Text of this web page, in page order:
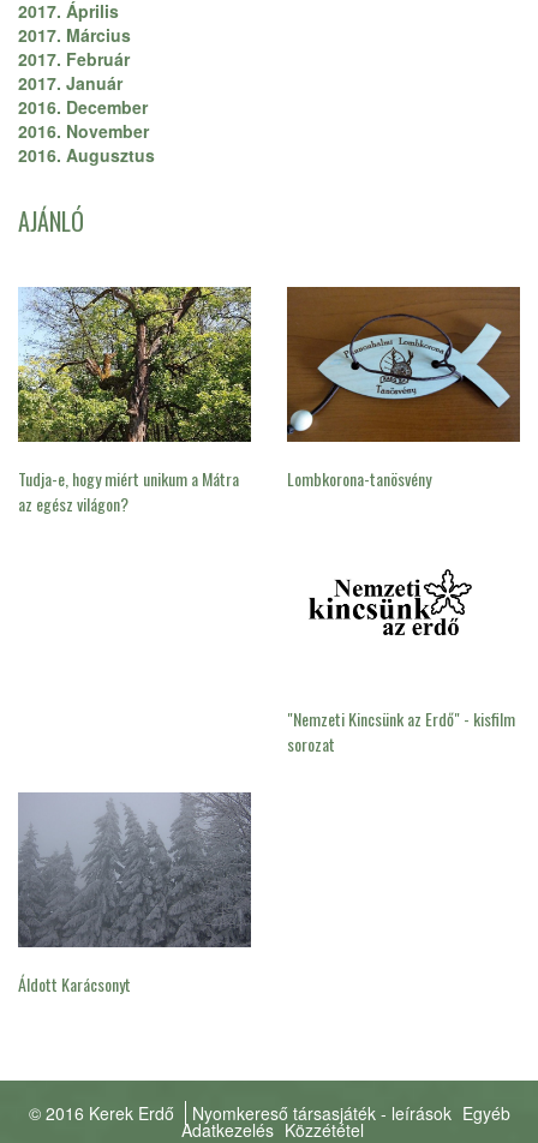
2017. Április
2017. Március
2017. Február
2017. Január
2016. December
2016. November
2016. Augusztus
AJÁNLÓ
Tudja-e, hogy miért unikum a Mátra
az egész világon?
Lombkorona-tanösvény
"Nemzeti Kincsünk az Erdő" - kisfilm
sorozat
Áldott Karácsonyt
© 2016 Kerek Erdő Nyomkereső társasjáték - leírások Egyéb
Adatkezelés Közzététel